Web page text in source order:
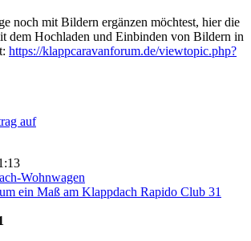
noch mit Bildern ergänzen möchtest, hier die
dem Hochladen und Einbinden von Bildern in
https://klappcaravanforum.de/viewtopic.php?
auf
Wohnwagen
ein Maß am Klappdach Rapido Club 31